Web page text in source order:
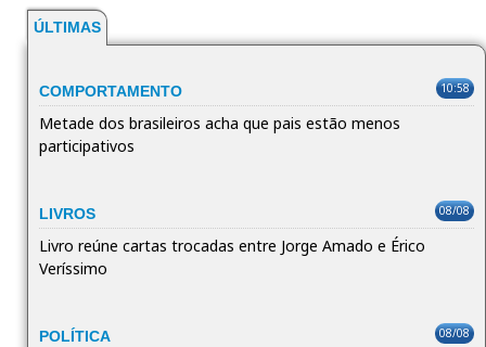
ÚLTIMAS
COMPORTAMENTO 10:58
Metade dos brasileiros acha que pais estão menos
participativos
LIVROS 08/08
Livro reúne cartas trocadas entre Jorge Amado e Érico
Veríssimo
POLÍTICA 08/08